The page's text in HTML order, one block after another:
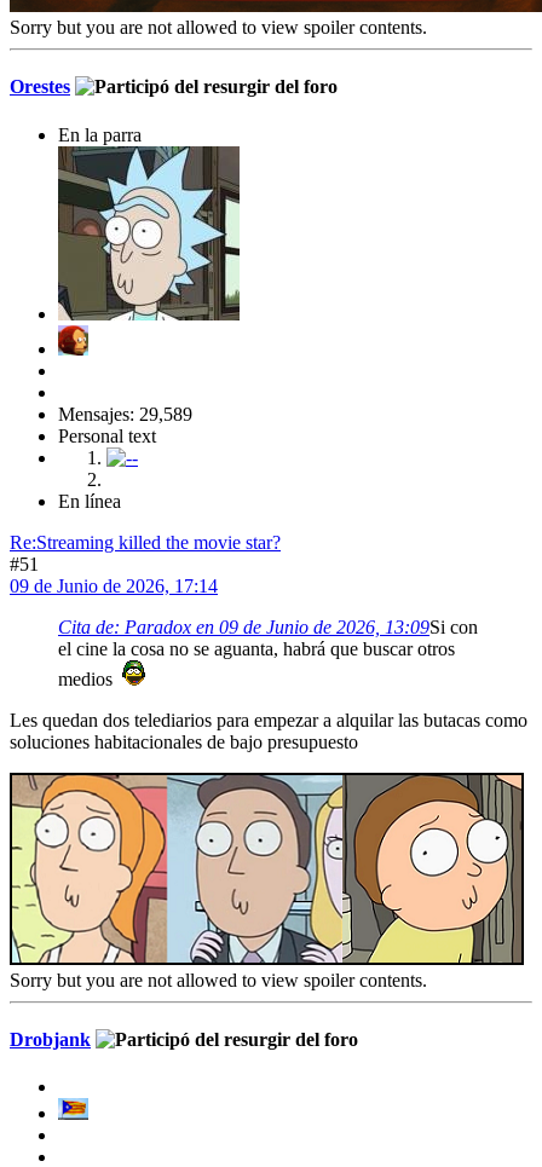
Sorry but you are not allowed to view spoiler contents.
Orestes
En la parra
Mensajes: 29,589
Personal text
En línea
Re:Streaming killed the movie star?
#51
09 de Junio de 2026, 17:14
Cita de: Paradox en 09 de Junio de 2026, 13:09Si con
el cine la cosa no se aguanta, habrá que buscar otros
medios
Les quedan dos telediarios para empezar a alquilar las butacas como
soluciones habitacionales de bajo presupuesto
Sorry but you are not allowed to view spoiler contents.
Drobjank